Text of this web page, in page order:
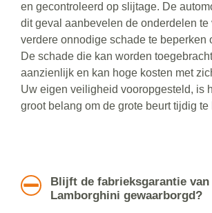
en gecontroleerd op slijtage. De
dit geval aanbevelen de onderdelen te
verdere onnodige schade te beperken
De schade die kan worden
aanzienlijk en kan hoge kosten met
Uw eigen veiligheid vooropgesteld, is
groot belang om de grote beurt tijdig te
Blijft de fabrieksgarantie
Lamborghini gewaarborgd?